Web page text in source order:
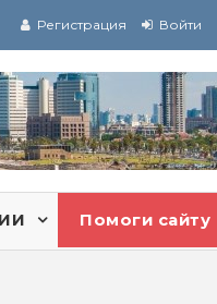
Регистрация Войти
Помоги сайту